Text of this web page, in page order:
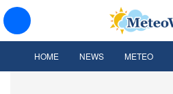
HOME NEWS METEO